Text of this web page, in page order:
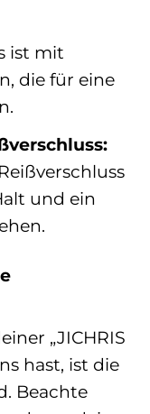
ist mit
die für eine
und ein
„JICHRIS
hast, ist die
Beachte